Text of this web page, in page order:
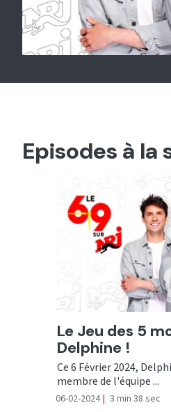
Episodes à la
Ecouter
Le Jeu des 5
Delphine !
Ce 6 Février 2024,
membre de l'équipe ...
06-02-2024 | 3 min 38 sec